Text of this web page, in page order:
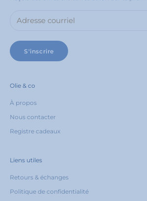
S'inscrire
Olie & co
À propos
Nous contacter
Registre cadeaux
Liens utiles
Retours & échanges
Politique de confidentialité